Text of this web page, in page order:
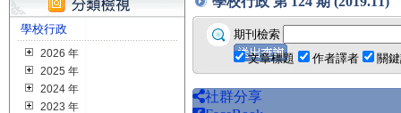
學校行政
2026 年
2025 年
2024 年
2023 年
期刊檢索
文章標題
作者譯者 關
社群分享